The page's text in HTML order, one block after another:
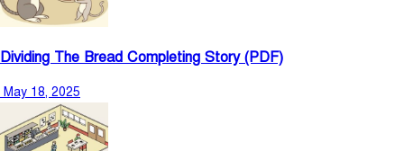
Dividing The Bread Completing Story (PDF)
May 18, 2025